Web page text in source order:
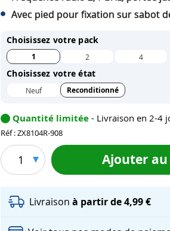
Avec pied pour fixation sur sabot
Choisissez votre pack
1 2 4
Choisissez votre état
Neuf Reconditionné
Quantité limitée - Livraison en 2-4
Réf : ZX8104R-908
1 Ajouter
Livraisonà partir de 4,99 €